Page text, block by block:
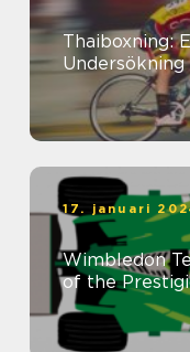
Thaiboxning:
17. januari
Wimbledon
of the